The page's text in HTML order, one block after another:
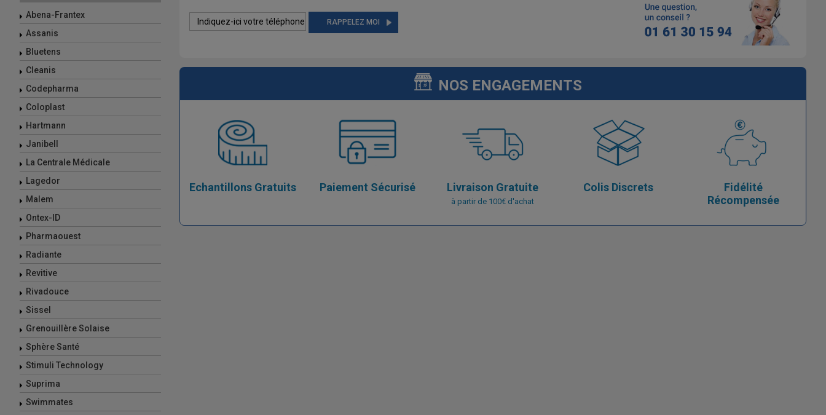
Abena-Frantex
Assanis
Bluetens
Cleanis
Codepharma
Coloplast
Hartmann
Janibell
La Centrale Médicale
Lagedor
Malem
Ontex-ID
Pharmaouest
Radiante
Revitive
Rivadouce
Sissel
Grenouillère Solaise
Sphère Santé
Stimuli Technology
Suprima
Swimmates
RAPPELEZ MOI
NOS ENGAGEMENTS
Echantillons Gratuits Paiement Sécurisé Livraison Gratuite
à partir de 100€ d'achat
Colis Discrets
Fidélité
Récompensée